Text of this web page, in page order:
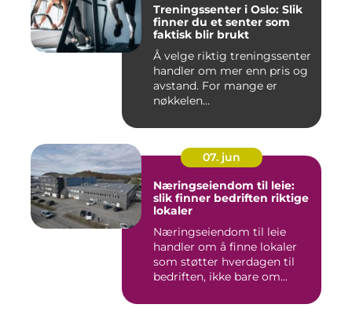
Treningssenter i Oslo: Slik
finner du et senter som
faktisk blir brukt
Å velge riktig treningssenter
handler om mer enn pris og
avstand. For mange er
nøkkelen...
07. jun
Næringseiendom til leie:
slik finner bedriften riktige
lokaler
Næringseiendom til leie
handler om å finne lokaler
som støtter hverdagen til
bedriften, ikke bare om...